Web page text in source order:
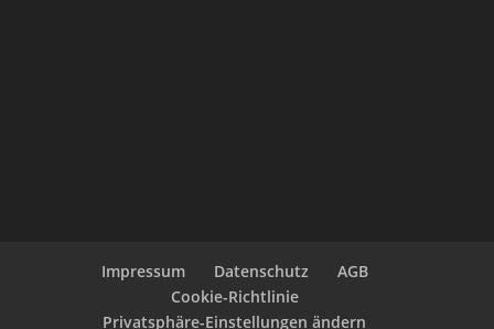
Impressum Datenschutz
AGB
Cookie-Richtlinie
Privatsphäre-Einstellungen ändern